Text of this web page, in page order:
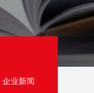
企业新闻